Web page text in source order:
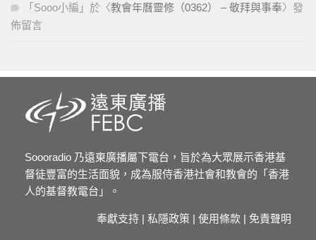
「 Sooo小編 」於〈教會年曆靈修（0362） – 敬拜與事奉〉發
佈留言
Soooradio 乃遠東廣播屬下電台，旨於為大眾展示香港基
督徒豐富的生活面貌，成為服侍香港社會和教會的「香港
人的基督教電台」。
奉獻支持 | 私隱政策 | 使用條款 | 免責聲明